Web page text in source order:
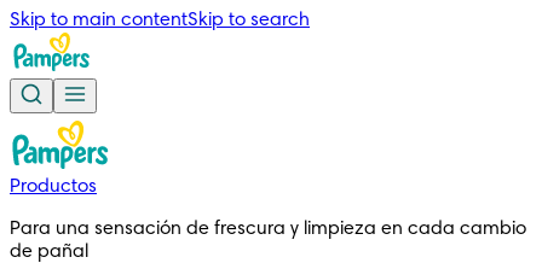
Skip to main contentSkip to search
Productos
Para una sensación de frescura y limpieza en cada cambio
de pañal